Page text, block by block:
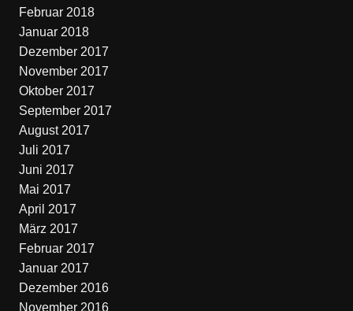
Februar 2018
Januar 2018
Dezember 2017
November 2017
Oktober 2017
September 2017
August 2017
Juli 2017
Juni 2017
Mai 2017
April 2017
März 2017
Februar 2017
Januar 2017
Dezember 2016
November 2016